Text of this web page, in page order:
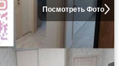
Посмотреть Фото